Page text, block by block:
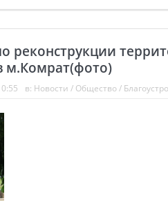
реконструкции
м.Комрат(фото)
в: Новости / Общество/